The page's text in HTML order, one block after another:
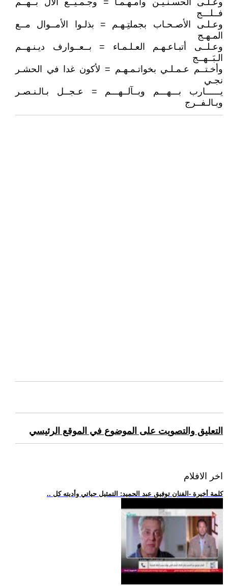
وعـلـى الحسـنـيـن وأمـهـمـا = وجـمـيــع الآل بــهــم
فــلـــج
وعـلـى الأصـحـاب بجملتِـهـم = بذلـوا الأمــوال مــع
المـهـج
وعـلــى أتبـاعـهـم العـلـمـاء = بــعــوارف ديـنـهــم
الـبَــهــج
وأخـتــم عـمـلـي بخواتـمـهـم = لأكون غدا في الحشـر
نجـي
يــــــارب بـــهـــم وبــآلــهـــم = عـجــل بـالـنـصـر
وبـالـفــرج
التعليق والتصويت على الموضوع في الموقع الرئيسي
اخر الافلام
.. كلمة أخيرة -الفنان توفيق عبد الحميد: التمثيل حياتي وأديته كل